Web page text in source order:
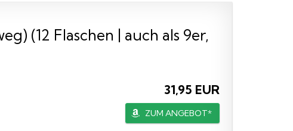
(12 Flaschen | auch als 9er,
31,95 EUR
ZUM ANGEBOT*